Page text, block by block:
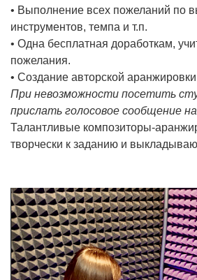
• Выполнение всех пожеланий по
инструментов, темпа и т.п.
• Одна бесплатная доработкам,
пожелания.
• Создание авторской
При невозможности посетить
прислать голосовое сообщение
Талантливые композиторы-
творчески к заданию и